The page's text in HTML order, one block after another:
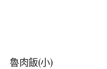
魯肉飯(小)